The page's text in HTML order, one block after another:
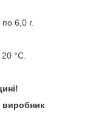
6,0 г.
°C.
виробник